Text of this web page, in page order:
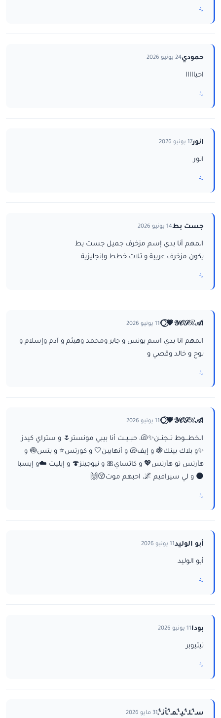
رد
حمودي24 يونيو 2026
احيااااا
رد
انور17 يونيو 2026
انور
رد
جست بط14 يونيو 2026
المهم أنا بدي إسم مزخرف جميل جست بط
يكون مزخرف عربية و تلات خطط وإنجليزية
رد
ا𝒴𝒪𝒮ℛ𝒜💗⃝🌕 11 يونيو 2026
المهم انا بدي اسم يونس و جابر ومحمد وهيثم و آدم وإسلام و
نوح و خالد وقصي و
رد
ا𝒴𝒪𝒮ℛ𝒜💗⃝🌕 11 يونيو 2026
الخطـــوط تــجنــن✨🐚، حبــيــت أنا بيبي مونستر🌷 و ستراي كيدز
✨و بلاك بينك🍇 و إيف🐚 و أنهايبن🤍 و كورتس⭐ و بتس🍥 و
هآرتس تو هآرتس💖 و كاتساي🎀 و نيوجينز🍄 و إيليت ☁️و إيسبا
🌑 و لي سيرافيم 🌌، احبهم موت😚🙌
رد
أبو الوليد11 يونيو 2026
أبو الوليد
رد
بودا11 يونيو 2026
تيتيوبر
رد
سـ‘ـُلـ‘ـُيـ‘ـُمـ‘ـُاْنـ‘ـُ31 مايو 2026